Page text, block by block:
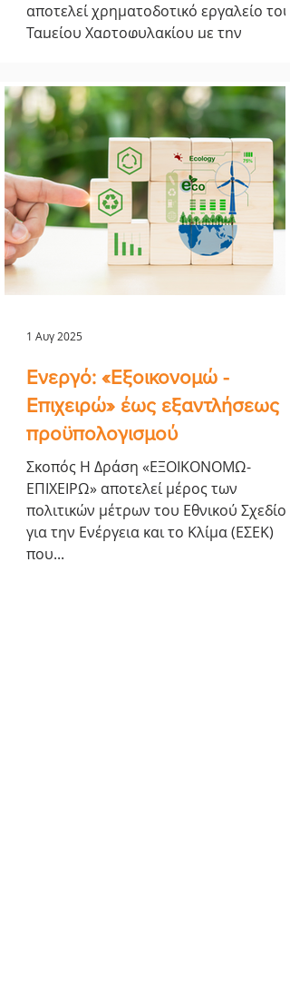
αποτελεί χρηματοδοτικό εργαλείο του
Ταμείου Χαρτοφυλακίου με την
συγχρηματοδοτούνται από το
Ευρωπαϊκό Κοινωνικό Ταμείο+ (ΕΚΤ+)
μέσω του Προγράμματος
«Ανταγωνιστικότητα» ΕΣΠΑ 2021-2027.
ΜΟΡΦΕΣ ΧΡΗΜΑΤΟΔΟΤΗΣΗΣ Δάνεια
Ενίσχυσης Ρευστότητας Δάνειο
Επενδυτικού σκοπού Το δάνειο μπορεί
να κυμαίνεται από €3.000 έως και
€25.000 . ΔΙΚΑΙΟΥΧΟΙ Για το Υπο
Ενεργό: «Εξοικονομώ -
Επιχειρώ» έως εξαντλήσεως
προϋπολογισμού
Σκοπός Η Δράση «ΕΞΟΙΚΟΝΟΜΩ-
ΕΠΙΧΕΙΡΩ» αποτελεί μέρος των
πολιτικών μέτρων του Εθνικού Σχεδίου
για την Ενέργεια και το Κλίμα (ΕΣΕΚ)
που...
1 Αυγ 2025